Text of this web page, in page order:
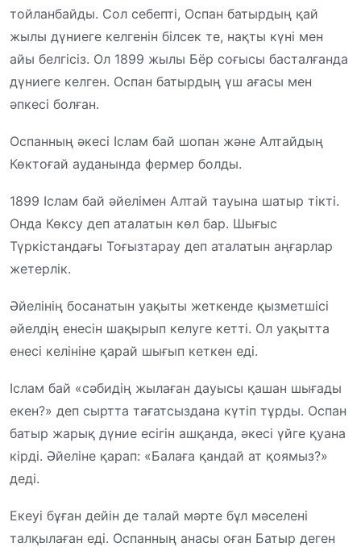
тойланбайды. Сол себепті, Оспан батырдың қай
жылы дүниеге келгенін білсек те, нақты күні мен
айы белгісіз. Ол 1899 жылы Бёр соғысы басталғанда
дүниеге келген. Оспан батырдың үш ағасы мен
әпкесі болған.
Оспанның әкесі Іслам бай шопан және Алтайдың
Көктоғай ауданында фермер болды.
1899 Іслам бай әйелімен Алтай тауына шатыр тікті.
Онда Көксу деп аталатын көл бар. Шығыс
Түркістандағы Тоғызтарау деп аталатын аңғарлар
жетерлік.
Әйелінің босанатын уақыты жеткенде қызметшісі
әйелдің енесін шақырып келуге кетті. Ол уақытта
енесі келініне қарай шығып кеткен еді.
Іслам бай «сәбидің жылаған дауысы қашан шығады
екен?» деп сыртта тағатсыздана күтіп тұрды. Оспан
батыр жарық дүние есігін ашқанда, әкесі үйге қуана
кірді. Әйеліне қарап: «Балаға қандай ат қоямыз?»
деді.
Екеуі бұған дейін де талай мәрте бұл мәселені
талқылаған еді. Оспанның анасы оған Батыр деген